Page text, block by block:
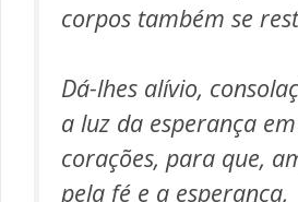
corpos também se
Dá-lhes alívio,
a luz da esperança
corações, para que,
pela fé e a esperança,